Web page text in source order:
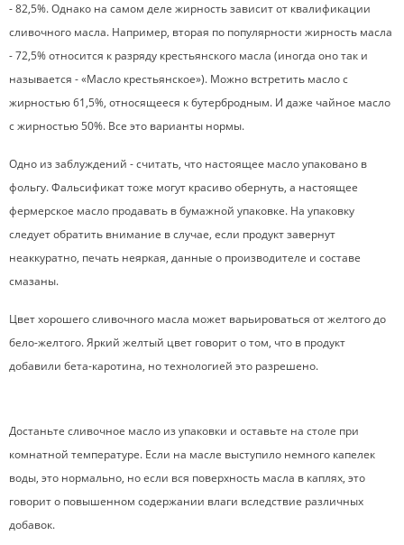
- 82,5%. Однако на самом деле жирность зависит от квалификации
сливочного масла. Например, вторая по популярности жирность масла
- 72,5% относится к разряду крестьянского масла (иногда оно так и
называется - «Масло крестьянское»). Можно встретить масло с
жирностью 61,5%, относящееся к бутербродным. И даже чайное масло
с жирностью 50%. Все это варианты нормы.
Одно из заблуждений - считать, что настоящее масло упаковано в
фольгу. Фальсификат тоже могут красиво обернуть, а настоящее
фермерское масло продавать в бумажной упаковке. На упаковку
следует обратить внимание в случае, если продукт завернут
неаккуратно, печать неяркая, данные о производителе и составе
смазаны.
Цвет хорошего сливочного масла может варьироваться от желтого до
бело-желтого. Яркий желтый цвет говорит о том, что в продукт
добавили бета-каротина, но технологией это разрешено.
Достаньте сливочное масло из упаковки и оставьте на столе при
комнатной температуре. Если на масле выступило немного капелек
воды, это нормально, но если вся поверхность масла в каплях, это
говорит о повышенном содержании влаги вследствие различных
добавок.